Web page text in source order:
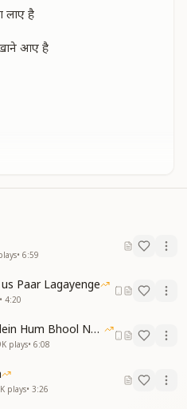
लाए है
आए है
आए है शिव योग सिखाने आए
• 6:59
Paar Lagayenge
• 4:20
Baba Ki Madhur Yaadein Hum Bhool Nahi Paate
plays• 6:08
plays• 3:26